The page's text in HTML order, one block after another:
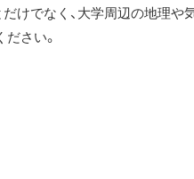
けでなく、大学周辺の地理や
さい。